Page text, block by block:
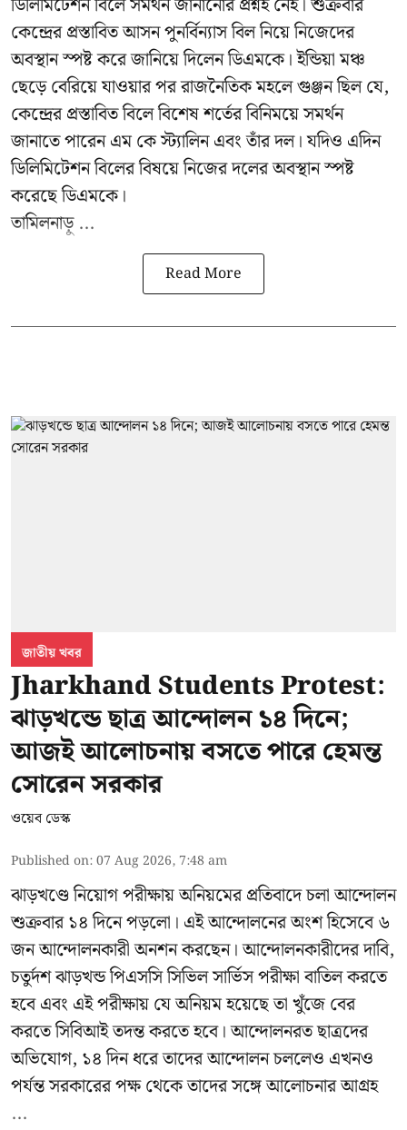
কেন্দ্রের প্রস্তাবিত আসন পুনর্বিন্যাস বিল নিয়ে নিজেদের
অবস্থান স্পষ্ট করে জানিয়ে দিলেন ডিএমকে। ইন্ডিয়া মঞ্চ
ছেড়ে বেরিয়ে যাওয়ার পর রাজনৈতিক মহলে গুঞ্জন ছিল যে,
কেন্দ্রের প্রস্তাবিত বিলে বিশেষ শর্তের বিনিময়ে সমর্থন
জানাতে পারেন এম কে স্ট্যালিন এবং তাঁর দল। যদিও এদিন
ডিলিমিটেশন বিলের বিষয়ে নিজের দলের অবস্থান স্পষ্ট
করেছে ডিএমকে।
তামিলনাড়ু ...
Read More
জাতীয় খবর
Jharkhand Students Protest:
ঝাড়খন্ডে ছাত্র আন্দোলন ১৪ দিনে;
আজই আলোচনায় বসতে পারে হেমন্ত
সোরেন সরকার
ওয়েব ডেস্ক
Published on:07 Aug 2026, 7:48 am
ঝাড়খণ্ডে নিয়োগ পরীক্ষায় অনিয়মের প্রতিবাদে চলা আন্দোলন
শুক্রবার ১৪ দিনে পড়লো। এই আন্দোলনের অংশ হিসেবে ৬
জন আন্দোলনকারী অনশন করছেন। আন্দোলনকারীদের দাবি,
চতুর্দশ ঝাড়খন্ড পিএসসি সিভিল সার্ভিস পরীক্ষা বাতিল করতে
হবে এবং এই পরীক্ষায় যে অনিয়ম হয়েছে তা খুঁজে বের
করতে সিবিআই তদন্ত করতে হবে। আন্দোলনরত ছাত্রদের
অভিযোগ, ১৪ দিন ধরে তাদের আন্দোলন চললেও এখনও
পর্যন্ত সরকারের পক্ষ থেকে তাদের সঙ্গে আলোচনার আগ্রহ
...